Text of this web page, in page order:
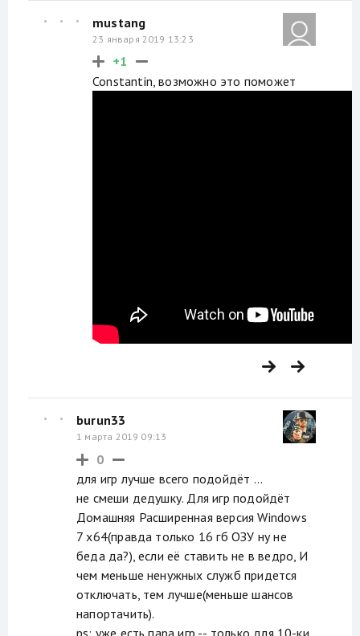
mustang
23 января 2019 13:23
+1
Constantin, возможно это поможет
burun33
1 марта 2019 09:13
0
для игр лучше всего подойдёт ...
не смеши дедушку. Для игр подойдёт
Домашняя Расширенная версия Windows
7 х64(правда только 16 гб ОЗУ ну не
беда да?), если её ставить не в ведро, И
чем меньше ненужных служб придется
отключать, тем лучше(меньше шансов
напортачить).